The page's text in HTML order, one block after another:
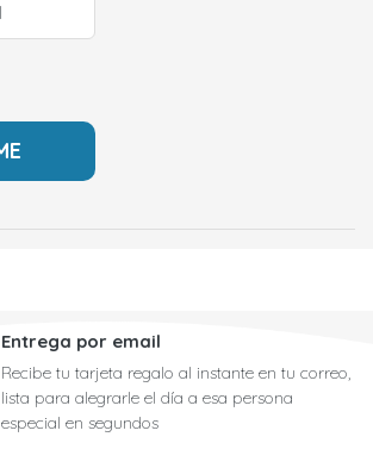
Entrega por email
Recibe tu tarjeta regalo al instante en tu correo,
lista para alegrarle el día a esa persona
especial en segundos